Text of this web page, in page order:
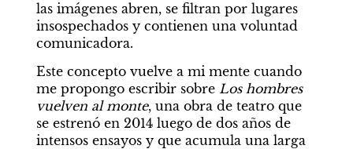
las imágenes abren, se filtran por lugares
insospechados y contienen una voluntad
comunicadora.
Este concepto vuelve a mi mente cuando
me propongo escribir sobre Los hombres
vuelven al monte, una obra de teatro que
se estrenó en 2014 luego de dos años de
intensos ensayos y que acumula una larga